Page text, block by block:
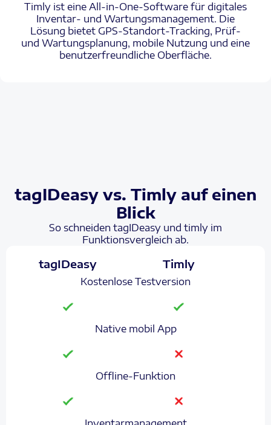
Timly ist eine All-in-One-Software für digitales
Inventar- und Wartungsmanagement. Die
Lösung bietet GPS-Standort-Tracking, Prüf-
und Wartungsplanung, mobile Nutzung und eine
benutzerfreundliche Oberfläche.
tagIDeasy vs. Timly auf einen
Blick
So schneiden tagIDeasy und timly im
Funktionsvergleich ab.
tagIDeasy Timly
Kostenlose Testversion
Native mobil App
Offline-Funktion